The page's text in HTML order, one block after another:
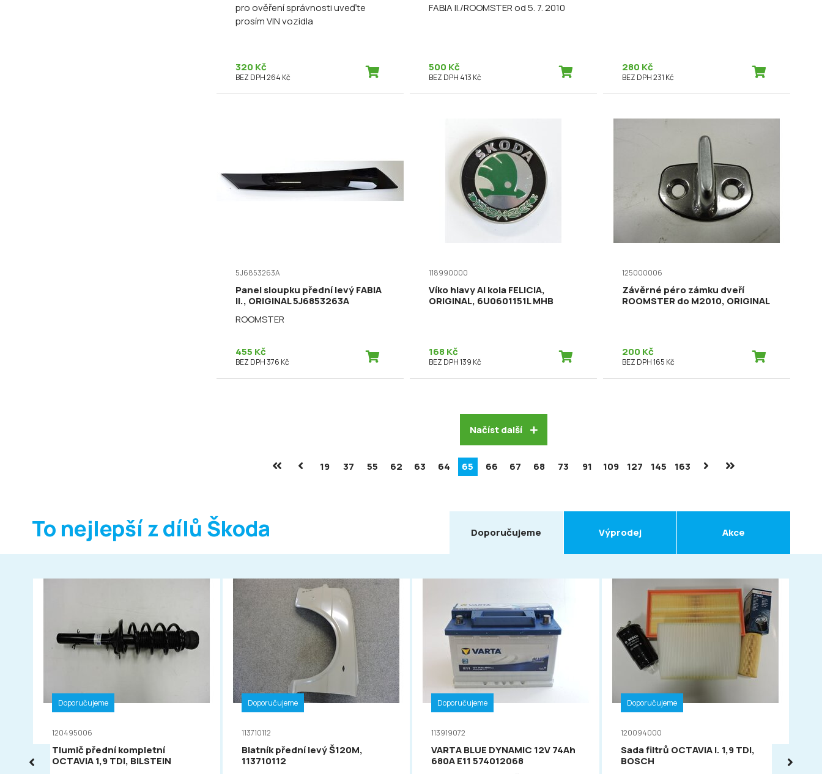
pro ověření správnosti uveďte
prosím VIN vozidla
320 Kč
BEZ DPH 264 Kč
FABIA II./ROOMSTER od 5. 7. 2010
500 Kč
BEZ DPH 413 Kč
280 Kč
BEZ DPH 231 Kč
5J6853263A
Panel sloupku přední levý FABIA
II., ORIGINAL 5J6853263A
ROOMSTER
455 Kč
BEZ DPH 376 Kč
118990000
Víko hlavy Al kola FELICIA,
ORIGINAL, 6U0601151L MHB
168 Kč
BEZ DPH 139 Kč
125000006
Závěrné péro zámku dveří
ROOMSTER do M2010, ORIGINAL
200 Kč
BEZ DPH 165 Kč
Načíst další
19 37 55 62 63 64 65 66 67 68 73 91 109 127 145 163
To nejlepší z dílů Škoda Doporučujeme Výprodej Akce
Doporučujeme
120495006
Tlumič přední kompletní
OCTAVIA 1,9 TDI, BILSTEIN
Doporučujeme
113710112
Blatník přední levý Š120M,
113710112
Doporučujeme
113919072
VARTA BLUE DYNAMIC 12V 74Ah
680A E11 574012068
Doporučujeme
120094000
Sada filtrů OCTAVIA I. 1,9 TDI,
BOSCH